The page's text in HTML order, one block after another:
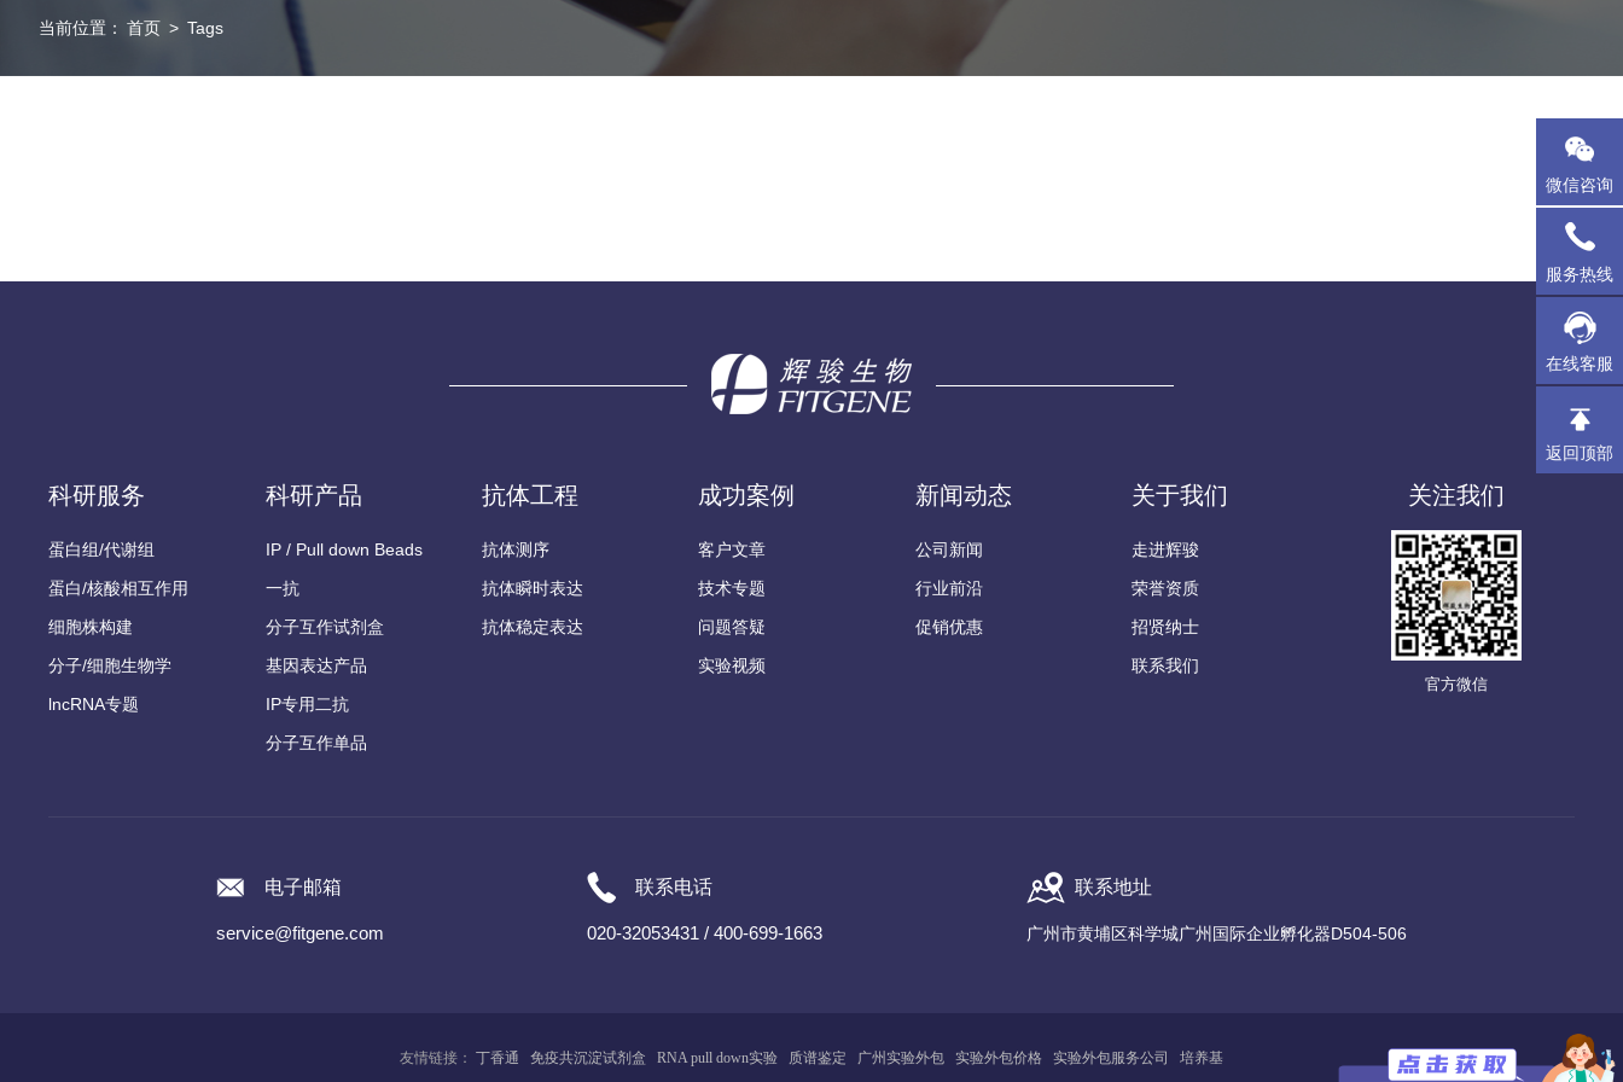
当前位置： 首页 > Tags
科研服务
蛋白组/代谢组
蛋白/核酸相互作用
细胞株构建
分子/细胞生物学
lncRNA专题
科研产品
IP / Pull down Beads
一抗
分子互作试剂盒
基因表达产品
IP专用二抗
分子互作单品
抗体工程
抗体测序
抗体瞬时表达
抗体稳定表达
成功案例
客户文章
技术专题
问题答疑
实验视频
新闻动态
公司新闻
行业前沿
促销优惠
关于我们
走进辉骏
荣誉资质
招贤纳士
联系我们
关注我们
官方微信
电子邮箱
service@fitgene.com
联系电话
020-32053431 / 400-699-1663
联系地址
广州市黄埔区科学城广州国际企业孵化器D504-506
友情链接： 丁香通 免疫共沉淀试剂盒 RNA pull down实验 质谱鉴定 广州 实验外包 实验外包价格 实验外包服务公司 培养基
微信咨询
服务热线
在线客服
返回顶部